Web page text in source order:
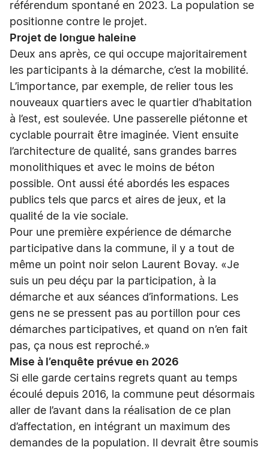
référendum spontané en 2023. La population se
positionne contre le projet.
Projet de longue haleine
Deux ans après, ce qui occupe majoritairement
les participants à la démarche, c’est la mobilité.
L’importance, par exemple, de relier tous les
nouveaux quartiers avec le quartier d’habitation
à l’est, est soulevée. Une passerelle piétonne et
cyclable pourrait être imaginée. Vient ensuite
l’architecture de qualité, sans grandes barres
monolithiques et avec le moins de béton
possible. Ont aussi été abordés les espaces
publics tels que parcs et aires de jeux, et la
qualité de la vie sociale.
Pour une première expérience de démarche
participative dans la commune, il y a tout de
même un point noir selon Laurent Bovay. «Je
suis un peu déçu par la participation, à la
démarche et aux séances d’informations. Les
gens ne se pressent pas au portillon pour ces
démarches participatives, et quand on n’en fait
pas, ça nous est reproché.»
Mise à l’enquête prévue en 2026
Si elle garde certains regrets quant au temps
écoulé depuis 2016, la commune peut désormais
aller de l’avant dans la réalisation de ce plan
d’affectation, en intégrant un maximum des
demandes de la population. Il devrait être soumis